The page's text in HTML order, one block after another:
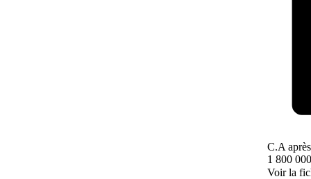
C.A
1 800
Voir la